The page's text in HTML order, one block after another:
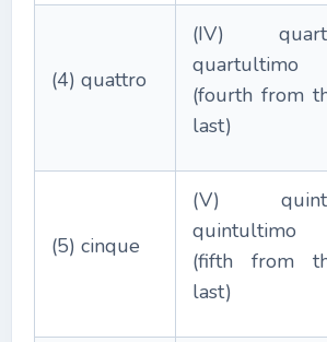
(4) quattro
(IV)
quartultimo
(fourth from
last)
(5) cinque
(V)
quintultimo
(fifth from
last)